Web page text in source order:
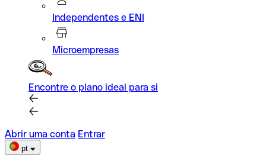
Independentes e ENI
Microempresas
Encontre o plano ideal para si
Abrir uma conta Entrar
pt